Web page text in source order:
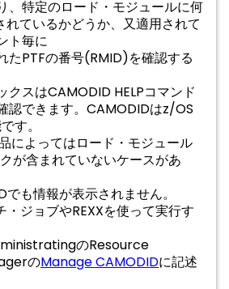
、特定のロード・モジュールに何
れているかどうか、⼜適⽤されて
ト毎に
たPTFの番号(RMID)を確認する
クスはCAMODID HELPコマンド
できます。 CAMODIDはz/OS
す。
によってはロード・モジュール
が含まれていないケースがあ
も情報が表⽰されません。
ジョブやREXXを使って実⾏す
のResource
のManage CAMODIDに記述